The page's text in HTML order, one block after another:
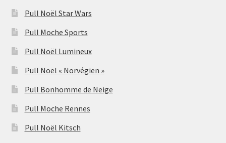
Pull Noël Star Wars
Pull Moche Sports
Pull Noël Lumineux
Pull Noël « Norvégien »
Pull Bonhomme de Neige
Pull Moche Rennes
Pull Noël Kitsch